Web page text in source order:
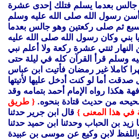
بعدما يسلم فتلك إحدى عشرة
أسن رسول الله صلى الله عليه وسلم
ثم صلى ركعتين وهو جالس بعدما
بني وكان رسول الله صلى الله عليه
ثنتي عشرة ركعة ولا أعلم نبي
وسلم قرأ القرآن كله في ليلة حتى
كاملا غير رمضان فأتيت ابن عباس
صدقت أما لو كنت أدخل عليها لأتيتها
هكذا رواه الإمام أحمد بتمامه وقد
من حديث قتادة بنحوه. { طريق
هذا المعنى } قال ابن جرير حدثنا
زيد بن الحباب وحدثنا ابن حميد حدثنا
واللفظ لابن وكيع عن موسى بن عبيدة